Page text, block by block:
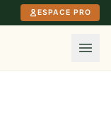
ESPACE PRO